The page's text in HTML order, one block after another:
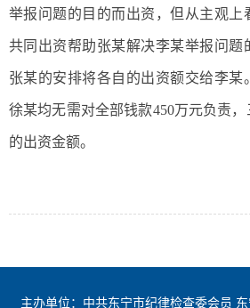
举报问题的目的而出资，但从主观上
共同出资帮助张某解决李某举报问题
张某的安排将各自的出资额交给李某
徐某均无需对全部钱款450万元负责
的出资金额。
主办单位：中共东宁市纪律检查委会员